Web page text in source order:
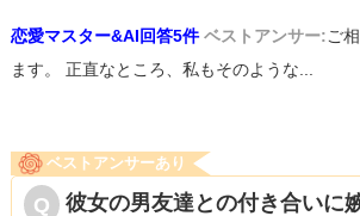
恋愛マスター&AI回答5件 ベストアンサー:ご
ます。 正直なところ、私もそのような...
ベストアンサーあり
彼女の男友達との付き合いに